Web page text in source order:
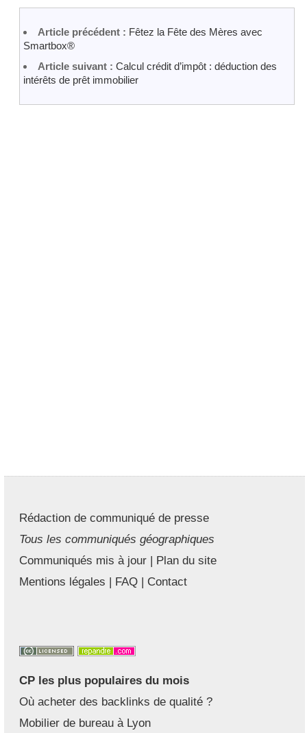
Article précédent : Fêtez la Fête des Mères avec
Smartbox®
Article suivant : Calcul crédit d’impôt : déduction des
intérêts de prêt immobilier
Rédaction de communiqué de presse
Tous les communiqués géographiques
Communiqués mis à jour | Plan du site
Mentions légales | FAQ | Contact
CP les plus populaires du mois
Où acheter des backlinks de qualité ?
Mobilier de bureau à Lyon